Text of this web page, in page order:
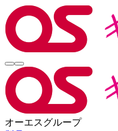
オーエスグループ